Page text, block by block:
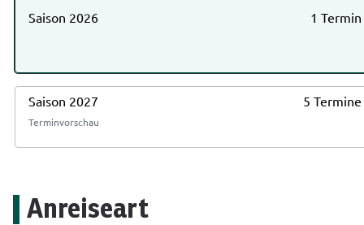
Saison 2026 1 Termin
Saison 2027 5 Termine
Terminvorschau
Anreiseart